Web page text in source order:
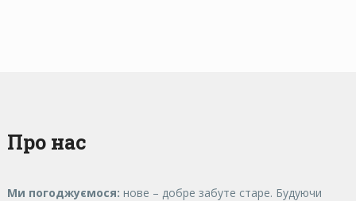
Про нас
Ми погоджуємося: нове – добре забуте старе. Будуючи